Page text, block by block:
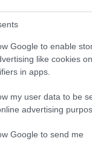
Google to enable
like cookies
in apps.
my user data to be
advertising
Google to send me
Paks II.: Mit jelent
mérföldköve a
árnyékában?